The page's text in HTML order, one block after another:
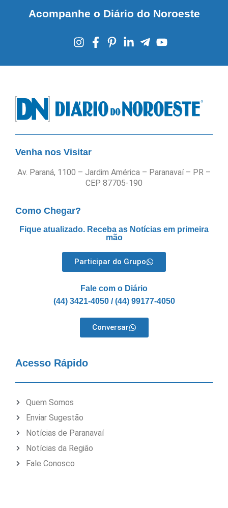
Acompanhe o Diário do Noroeste
Venha nos Visitar
Av. Paraná, 1100 – Jardim América – Paranavaí – PR –
CEP 87705-190
Como Chegar?
Fique atualizado. Receba as Notícias em primeira
mão
Participar do Grupo
Fale com o Diário
(44) 3421-4050 / (44) 99177-4050
Conversar
Acesso Rápido
Quem Somos
Enviar Sugestão
Notícias de Paranavaí
Notícias da Região
Fale Conosco